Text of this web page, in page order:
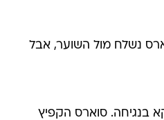
נשלח מול השוער, אבל
בנגיחה. סוארס הקפיץ